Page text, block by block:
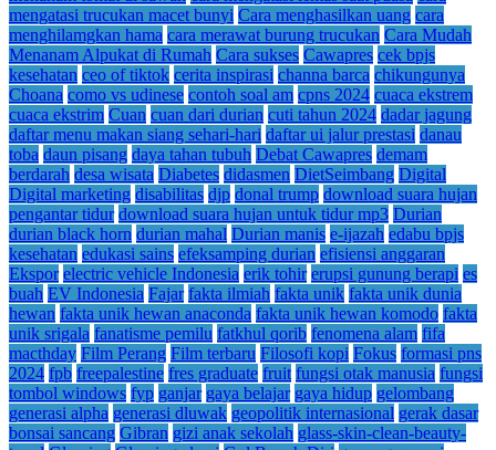
mengatasi trucukan macet bunyi Cara menghasilkan uang cara
menghilamgkan hama cara merawat burung trucukan Cara Mudah
Menanam Alpukat di Rumah Cara sukses Cawapres cek bpjs
kesehatan ceo of tiktok cerita inspirasi channa barca chikungunya
Choana como vs udinese contoh soal am cpns 2024 cuaca ekstrem
cuaca ekstrim Cuan cuan dari durian cuti tahun 2024 dadar jagung
daftar menu makan siang sehari-hari daftar ui jalur prestasi danau
toba daun pisang daya tahan tubuh Debat Cawapres demam
berdarah desa wisata Diabetes didasmen DietSeimbang Digital
Digital marketing disabilitas djp donal trump download suara hujan
pengantar tidur download suara hujan untuk tidur mp3 Durian
durian black horn durian mahal Durian manis e-ijazah edabu bpjs
kesehatan edukasi sains efeksamping durian efisiensi anggaran
Ekspor electric vehicle Indonesia erik tohir erupsi gunung berapi es
buah EV Indonesia Fajar fakta ilmiah fakta unik fakta unik dunia
hewan fakta unik hewan anaconda fakta unik hewan komodo fakta
unik srigala fanatisme pemilu fatkhul qorib fenomena alam fifa
macthday Film Perang Film terbaru Filosofi kopi Fokus formasi pns
2024 fpb freepalestine fres graduate fruit fungsi otak manusia fungsi
tombol windows fyp ganjar gaya belajar gaya hidup gelombang
generasi alpha generasi dluwak geopolitik internasional gerak dasar
bonsai sancang Gibran gizi anak sekolah glass-skin-clean-beauty-